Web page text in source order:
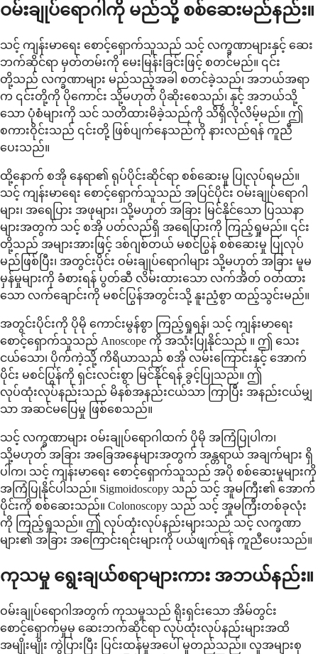
ဝမ်းချုပ်ရောဂါကို မည်သို့ စစ်ဆေးမည်နည်း။
သင့် ကျန်းမာရေး စောင့်ရှောက်သူသည် သင့် လက္ခဏာများနှင့် ဆေး
ဘက်ဆိုင်ရာ မှတ်တမ်းကို မေးမြန်းခြင်းဖြင့် စတင်မည်။ ၎င်း
တို့သည် လက္ခဏာများ မည်သည့်အခါ စတင်ခဲ့သည်၊ အဘယ်အရာ
က ၎င်းတို့ကို ပိုကောင်း သို့မဟုတ် ပိုဆိုးစေသည်၊ နှင့် အဘယ်သို့
သော ပုံစံများကို သင် သတိထားမိခဲ့သည်ကို သိရှိလိုလိမ့်မည်။ ဤ
စကားဝိုင်းသည် ၎င်းတို့ ဖြစ်ပျက်နေသည်ကို နားလည်ရန် ကူညီ
ပေးသည်။
ထို့နောက် စအို နေရာ၏ ရုပ်ပိုင်းဆိုင်ရာ စစ်ဆေးမှု ပြုလုပ်ရမည်။
သင့် ကျန်းမာရေး စောင့်ရှောက်သူသည် အပြင်ပိုင်း ဝမ်းချုပ်ရောဂါ
များ၊ အရေပြား အဖုများ၊ သို့မဟုတ် အခြား မြင်နိုင်သော ပြဿနာ
များအတွက် သင့် စအို ပတ်လည်ရှိ အရေပြားကို ကြည့်ရှုမည်။ ၎င်း
တို့သည် အများအားဖြင့် ဒစ်ဂျစ်တယ် မစင်ပြွန် စစ်ဆေးမှု ပြုလုပ်
မည်ဖြစ်ပြီး၊ အတွင်းပိုင်း ဝမ်းချုပ်ရောဂါများ သို့မဟုတ် အခြား မူမ
မှန်မှုများကို ခံစားရန် ပွတ်ဆီ လိမ်းထားသော လက်အိတ် ဝတ်ထား
သော လက်ချောင်းကို မစင်ပြွန်အတွင်းသို့ နူးညံ့စွာ ထည့်သွင်းမည်။
အတွင်းပိုင်းကို ပိုမို ကောင်းမွန်စွာ ကြည့်ရှုရန်၊ သင့် ကျန်းမာရေး
စောင့်ရှောက်သူသည် Anoscope ကို အသုံးပြုနိုင်သည် ။ ဤ သေး
ငယ်သော၊ ပိုက်ကဲ့သို့ ကိရိယာသည် စအို လမ်းကြောင်းနှင့် အောက်
ပိုင်း မစင်ပြွန်ကို ရှင်းလင်းစွာ မြင်နိုင်ရန် ခွင့်ပြုသည်။ ဤ
လုပ်ထုံးလုပ်နည်းသည် မိနစ်အနည်းငယ်သာ ကြာပြီး အနည်းငယ်မျှ
သာ အဆင်မပြေမှု ဖြစ်စေသည်။
သင့် လက္ခဏာများ ဝမ်းချုပ်ရောဂါထက် ပိုမို အကြံပြုပါက၊
သို့မဟုတ် အခြား အခြေအနေများအတွက် အန္တရာယ် အချက်များ ရှိ
ပါက၊ သင့် ကျန်းမာရေး စောင့်ရှောက်သူသည် အပို စစ်ဆေးမှုများကို
အကြံပြုနိုင်ပါသည်။ Sigmoidoscopy သည် သင့် အူမကြီး၏ အောက်
ပိုင်းကို စစ်ဆေးသည်။ Colonoscopy သည် သင့် အူမကြီးတစ်ခုလုံး
ကို ကြည့်ရှုသည်။ ဤ လုပ်ထုံးလုပ်နည်းများသည် သင့် လက္ခဏာ
များ၏ အခြား အကြောင်းရင်းများကို ပယ်ဖျက်ရန် ကူညီပေးသည်။
ကုသမှု ရွေးချယ်စရာများကား အဘယ်နည်း။
ဝမ်းချုပ်ရောဂါအတွက် ကုသမှုသည် ရိုးရှင်းသော အိမ်တွင်း
စောင့်ရှောက်မှုမှ ဆေးဘက်ဆိုင်ရာ လုပ်ထုံးလုပ်နည်းများအထိ
အမျိုးမျိုး ကွဲပြားပြီး ပြင်းထန်မှုအပေါ် မူတည်သည်။ လူအများစု